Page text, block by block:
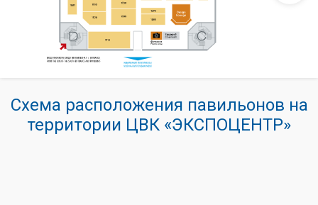
Схема расположения павильонов на
территории ЦВК «ЭКСПОЦЕНТР»